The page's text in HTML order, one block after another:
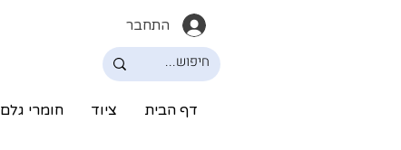
התחבר
דף הבית ציוד חומרי גלם